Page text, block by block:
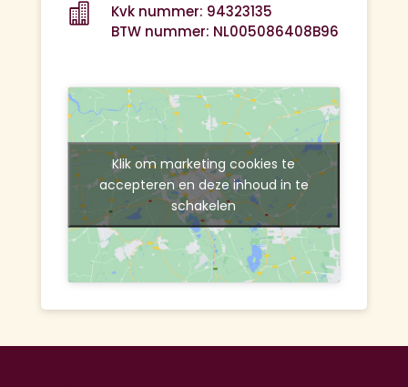

Kvk nummer: 94323135
BTW nummer: NL005086408B96
Klik om marketing cookies te
accepteren en deze inhoud in te
schakelen